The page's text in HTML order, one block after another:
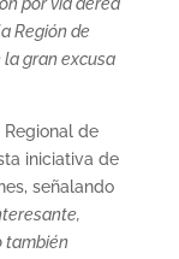
por vía aérea
Región de
la gran excusa
Regional de
iniciativa de
señalando
también